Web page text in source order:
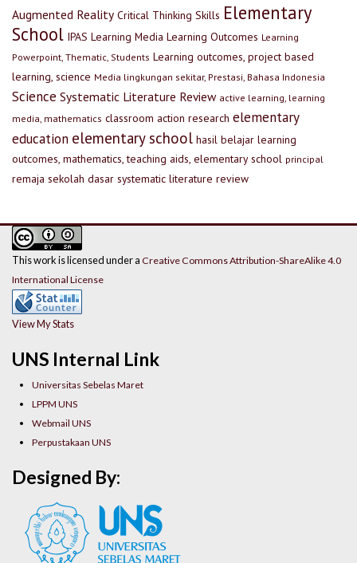
Augmented Reality Critical Thinking Skills Elementary
School IPAS Learning Media Learning Outcomes Learning
Powerpoint, Thematic, Students Learning outcomes, project based
learning, science Media lingkungan sekitar, Prestasi, Bahasa Indonesia
Science Systematic Literature Review active learning, learning
media, mathematics classroom action research elementary
education elementary school hasil belajar learning
outcomes, mathematics, teaching aids, elementary school principal
remaja sekolah dasar systematic literature review
UNS Internal Link
Universitas Sebelas Maret
LPPM UNS
Webmail UNS
Perpustakaan UNS
This work is licensed under a Creative Commons Attribution-ShareAlike 4.0
International License
View My Stats
Designed By: